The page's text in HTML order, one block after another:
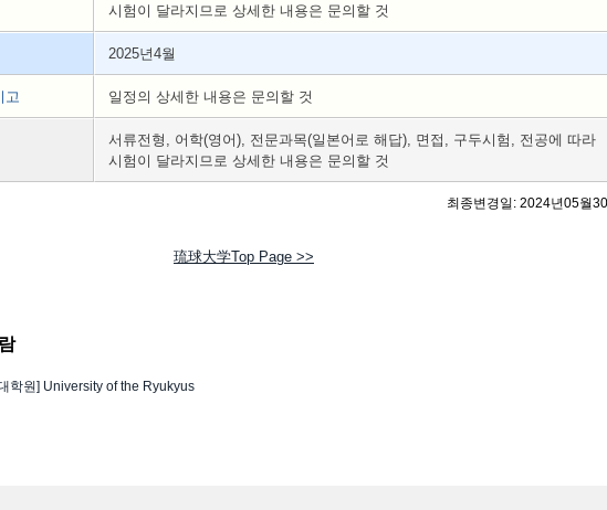
시험이 달라지므로 상세한 내용은 문의할 것
2025년4월
고 일정의 상세한 내용은 문의할 것
서류전형, 어학(영어), 전문과목(일본어로 해답), 면접, 구두시험, 전공에 따라
시험이 달라지므로 상세한 내용은 문의할 것
최종변경일: 2024년05월
琉球大学Top Page >>
학원] University of the Ryukyus